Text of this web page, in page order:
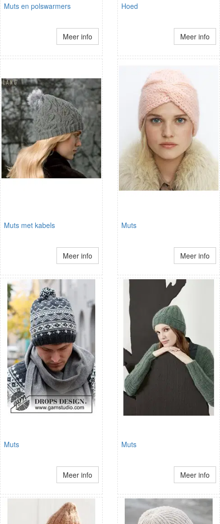
Muts en polswarmers
Meer info
Hoed
Meer info
Muts met kabels
Meer info
Muts
Meer info
Muts
Meer info
Muts
Meer info